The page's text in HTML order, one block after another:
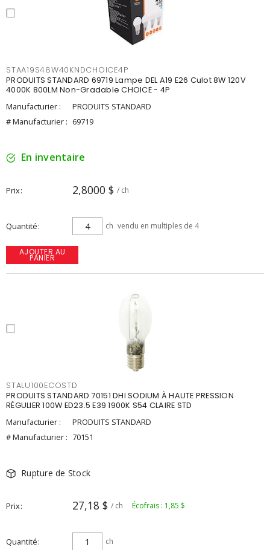
STAA19S48W40KNDCHOICE4P
PRODUITS STANDARD 69719 Lampe DEL A19 E26 Culot 8W 120V
4000K 800LM Non-Gradable CHOICE - 4P
Manufacturier :
PRODUITS STANDARD
# Manufacturier : 69719
En inventaire
Prix 2,8000 $ / ch
Quantité ch vendu en multiples de 4
AJOUTER AU
PANIER
STALU100ECOSTD
PRODUITS STANDARD 70151 DHI SODIUM À HAUTE PRESSION
RÉGULIER 100W ED23.5 E39 1900K S54 CLAIRE STD
Manufacturier :
PRODUITS STANDARD
# Manufacturier : 70151
Rupture de Stock
Prix 27,18 $ / ch Écofrais : 1,85 $
Quantité ch